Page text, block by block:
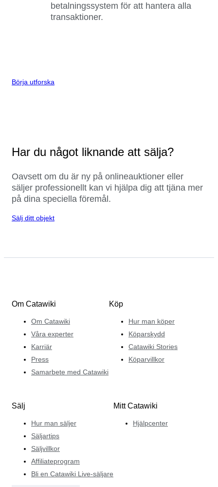
betalningssystem för att hantera alla
transaktioner.
Börja utforska
Har du något liknande att sälja?
Oavsett om du är ny på onlineauktioner eller
säljer professionellt kan vi hjälpa dig att tjäna mer
på dina speciella föremål.
Sälj ditt objekt
Om Catawiki
Om Catawiki
Våra experter
Karriär
Press
Samarbete med Catawiki
Köp
Hur man köper
Köparskydd
Catawiki Stories
Köparvillkor
Sälj
Hur man säljer
Säljartips
Säljvillkor
Affiliateprogram
Bli en Catawiki Live-säljare
Mitt Catawiki
Hjälpcenter